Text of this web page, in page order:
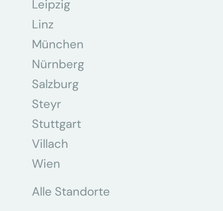
Leipzig
Linz
München
Nürnberg
Salzburg
Steyr
Stuttgart
Villach
Wien
Alle Standorte